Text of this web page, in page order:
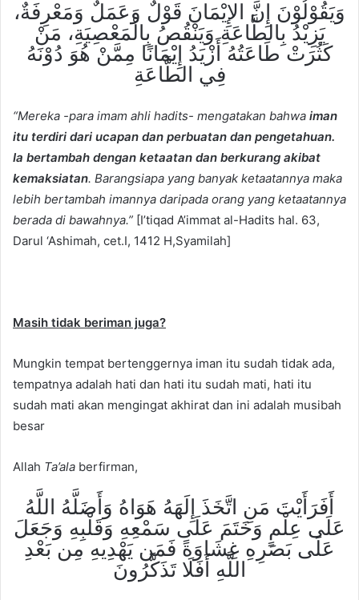
وَيَقُوْلُوْنَ إِنَّ الإِيْمَانَ قَوْلٌ وَعَمَلٌ وَمَعْرِفَةٌ،
يَزِيْدُ بِالطَّاعَةِ وَيَنْقُصُ بِالْمَعْصِيَةِ، مَنْ
كَثُرَتْ طَاعَتُهُ أَزْيَدُ إِيْمَانًا مِمَّنْ هُوَ دُوْنَهُ
فِي الطَّاعَةِ
“Mereka -para imam ahli hadits- mengatakan bahwa iman
itu terdiri dari ucapan dan perbuatan dan pengetahuan.
Ia bertambah dengan ketaatan dan berkurang akibat
kemaksiatan. Barangsiapa yang banyak ketaatannya maka
lebih bertambah imannya daripada orang yang ketaatannya
berada di bawahnya.” [I’tiqad A’immat al-Hadits hal. 63,
Darul ‘Ashimah, cet.I, 1412 H,Syamilah]
Masih tidak beriman juga?
Mungkin tempat bertenggernya iman itu sudah tidak ada,
tempatnya adalah hati dan hati itu sudah mati, hati itu
sudah mati akan mengingat akhirat dan ini adalah musibah
besar
Allah Ta’ala berfirman,
أَفَرَأَيْتَ مَنِ اتَّخَذَ إِلَهَهُ هَوَاهُ وَأَضَلَّهُ اللَّهُ
عَلَى عِلْمٍ وَخَتَمَ عَلَى سَمْعِهِ وَقَلْبِهِ وَجَعَلَ
عَلَى بَصَرِهِ غِشَاوَةً فَمَن يَهْدِيهِ مِن بَعْدِ
اللَّهِ أَفَلَا تَذَكَّرُونَ